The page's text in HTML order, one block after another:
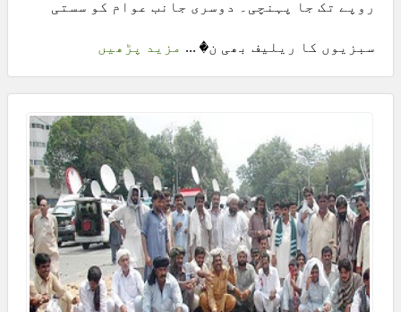
روپے تک جا پہنچی۔ دوسری جانب عوام کو سستی
سبزیوں کا ریلیف بھی ن� ... مزید پڑھیں